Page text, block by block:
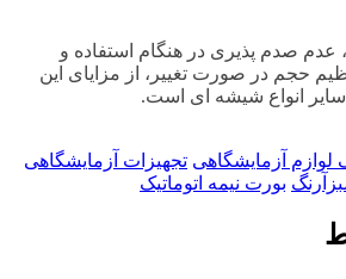
عدم صدم پذیری در هنگام استفاده و
حجم در صورت تغییر، از مزایای این
سایر انواع شیشه ای است.
لوازم آزمایشگاهی تجهیزات آزمایشگاهی
بورت نیمه اتوماتیک